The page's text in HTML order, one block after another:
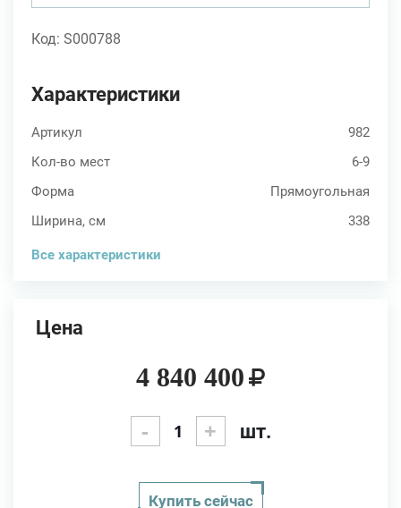
Код: S000788
Характеристики
Артикул
982
Кол-во мест
6-9
Форма
Прямоугольная
Ширина, см
338
Все характеристики
Цена
4 840 400
-
+ шт.
Купить сейчас